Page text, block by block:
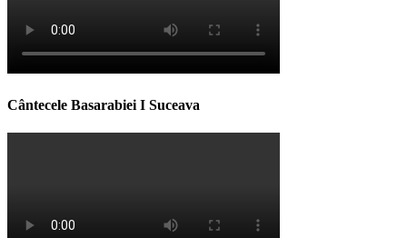
Cântecele Basarabiei I Suceava